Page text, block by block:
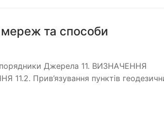
мереж та способи
Джерела 11. ВИЗНАЧЕННЯ
Прив’язування пунктів